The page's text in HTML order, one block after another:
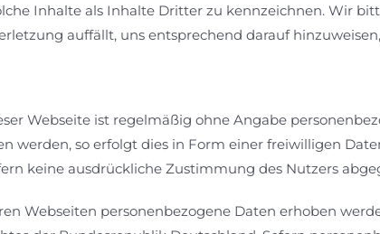
Inhalte als Inhalte Dritter zu kennzeichnen. Wir
auffällt, uns entsprechend darauf
Webseite ist regelmäßig ohne Angabe
werden, so erfolgt dies in Form einer freiwilligen
keine ausdrückliche Zustimmung des Nutzers
Webseiten personenbezogene Daten erhoben